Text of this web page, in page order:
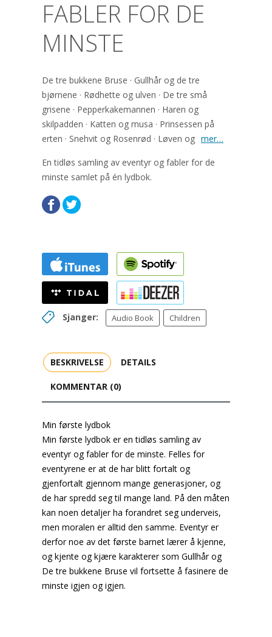
FABLER FOR DE
MINSTE
De tre bukkene Bruse · Gullhår og de tre
bjørnene · Rødhette og ulven · De tre små
grisene · Pepperkakemannen · Haren og
skilpadden · Katten og musa · Prinsessen på
erten · Snehvit og Rosenrød · Løven og mer…
En tidløs samling av eventyr og fabler for de
minste samlet på én lydbok.
Sjanger: Audio Book Children
BESKRIVELSE DETAILS
KOMMENTAR (0)
Min første lydbok
Min første lydbok er en tidløs samling av
eventyr og fabler for de minste. Felles for
eventyrene er at de har blitt fortalt og
gjenfortalt gjennom mange generasjoner, og
de har spredd seg til mange land. På den måten
kan noen detaljer ha forandret seg underveis,
men moralen er alltid den samme. Eventyr er
derfor noe av det første barnet lærer å kjenne,
og kjente og kjære karakterer som Gullhår og
De tre bukkene Bruse vil fortsette å fasinere de
minste igjen og igjen.